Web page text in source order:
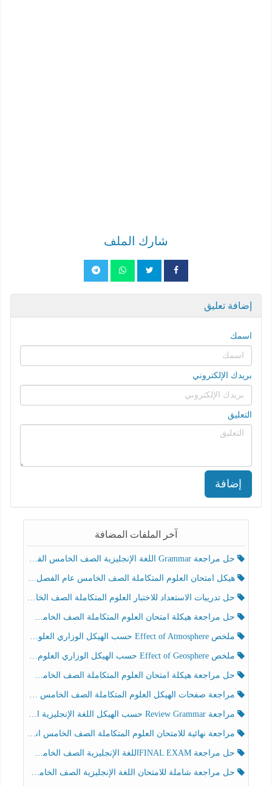
شارك الملف
إضافة تعليق
اسمك
بريدك الإلكتروني
التعليق
إضافة
آخر الملفات المضافة
حل مراجعة Grammar اللغة الإنجليزية الصف الخامس الفصل الثالث
هيكل امتحان العلوم المتكاملة الصف الخامس عام الفصل الدراسي الثالث 2025-2026
حل تدريبات الاستعداد للاختبار العلوم المتكاملة الصف الخامس عام الفصل الثالث
حل مراجعة هيكلة امتحان العلوم المتكاملة الصف الخامس انسبير الفصل الثالث
ملخص Effect of Atmosphere حسب الهيكل الوزاري العلوم المتكاملة الصف الخامس انسبير الفصل الثالث
ملخص Effect of Geosphere حسب الهيكل الوزاري العلوم المتكاملة الصف الخامس انسبير الفصل الثالث
حل مراجعة هيكلة امتحان العلوم المتكاملة الصف الخامس عام الفصل الثالث
مراجعة صفحات الهيكل العلوم المتكاملة الصف الخامس انسبير الفصل الثالث
مراجعة Review Grammar حسب الهيكل اللغة الإنجليزية الصف الخامس الفصل الثالث
مراجعة نهائية للامتحان العلوم المتكاملة الصف الخامس انسبير الفصل الثالث
حل مراجعة FINAL EXAMاللغة الإنجليزية الصف الخامس الفصل الثالث
حل مراجعة شاملة للامتحان اللغة الإنجليزية الصف الخامس الفصل الثالث